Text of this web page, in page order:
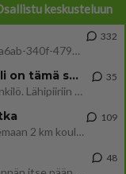
keskusteluun
https://www.iltalehti.fi/viihdeuutiset/a/c46da6ab-340f-4790-aaa7-0865eed2336 Yrityksen konkurssihakemus on tullut kärä
332
Tiesitkö? Martina Aitolehden isäpuoli on tämä suosittu laulaja
Martina Aitolehti on seurattu julkisuuden henkilö. Lähipiiriin mahtuu muitakin tunnettuja henkilöitä. Tiesitkö, että Ma
35
Hesarissa päivitellään lapset joutuu nyt kulkemaan 2 km kouluun jösses. Ruostefillarilla tuo matka menee vaikka miten äk
109
48